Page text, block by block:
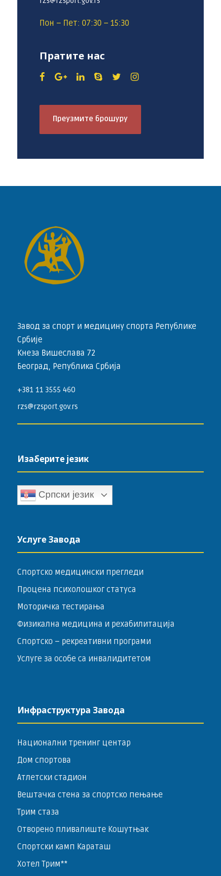
Пон – Пет: 07:30 – 15:30
Пратите нас
Преузмите брошуру
Завод за спорт и медицину спорта Републике
Србије
Кнеза Вишеслава 72
Београд, Република Србија
+381 11 3555 460
rzs@rzsport.gov.rs
Изаберите језик
Српски језик
Услуге Завода
Спортско медицински прегледи
Процена психолошког статуса
Моторичка тестирања
Физикална медицина и рехабилитација
Спортско – ­рекреативни програми
Услуге за особе са инвалидитетом
Инфраструктура Завода
Национални тренинг центар
Дом спортова
Атлетски стадион
Вештачка стена за спортско пењање
Трим стаза
Отворено пливалиште Кошутњак
Спортски камп Караташ
Хотел Трим**